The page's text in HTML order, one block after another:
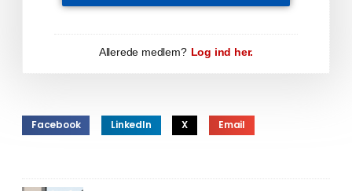
Allerede medlem? Log ind her.
Facebook LinkedIn X Email